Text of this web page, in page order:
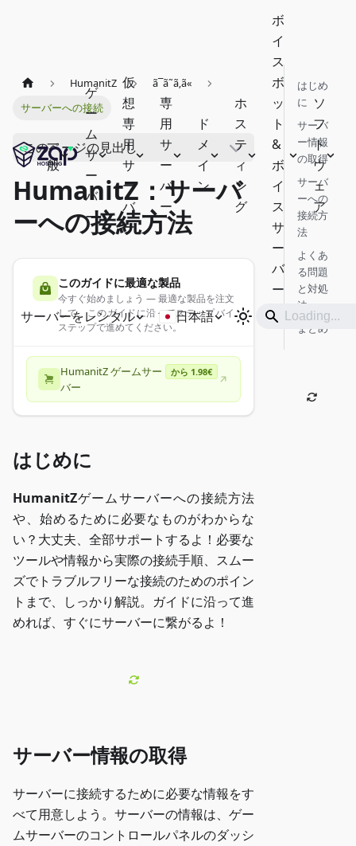
一
般
ゲ
ー
ム
サ
ー
バ
ー
仮
想
専
用
サ
ー
バ
ー
専
用
サ
ー
バ
ー
ド
メ
イ
ン
ホ
ス
テ
ィ
ン
グ
ボ
イ
ス
ボ
ッ
ト
&
ボ
イ
ス
サ
ー
バ
ー
ソ
フ
ト
ウ
ェ
ア
サーバーをレンタル 日本語
HumanitZ
ã¯ã˜ã‚ã«
サーバーへの接続
このページの見出し
HumanitZ：サーバ
ーへの接続方法
このガイドに最適な製品
今すぐ始めましょう — 最適な製品を注文
して、このガイドに沿ってステップバイ
ステップで進めてください。
HumanitZ ゲームサー
バー
から 1.98€
はじめに
HumanitZゲームサーバーへの接続方法
や、始めるために必要なものがわからな
い？大丈夫、全部サポートするよ！必要な
ツールや情報から実際の接続手順、スムー
ズでトラブルフリーな接続のためのポイン
トまで、しっかり解説。ガイドに沿って進
めれば、すぐにサーバーに繋がるよ！
サーバー情報の取得
サーバーに接続するために必要な情報をす
べて用意しよう。サーバーの情報は、ゲー
ムサーバーのコントロールパネルのダッシ
はじめ
に
サーバ
ー情報
の取得
サーバ
ーへの
接続方
法
よくあ
る問題
と対処
法
まとめ